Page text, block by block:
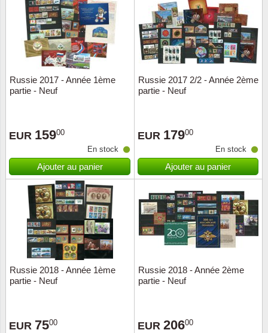
Russie 2017 - Année 1ème
partie - Neuf
EUR 15900
En stock
Ajouter au panier
Russie 2017 2/2 - Année 2ème
partie - Neuf
EUR 17900
En stock
Ajouter au panier
Russie 2018 - Année 1ème
partie - Neuf
EUR 7500
Russie 2018 - Année 2ème
partie - Neuf
EUR 20600
Année
Fleurs
Grèce